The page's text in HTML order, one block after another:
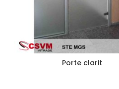
Porte clarit